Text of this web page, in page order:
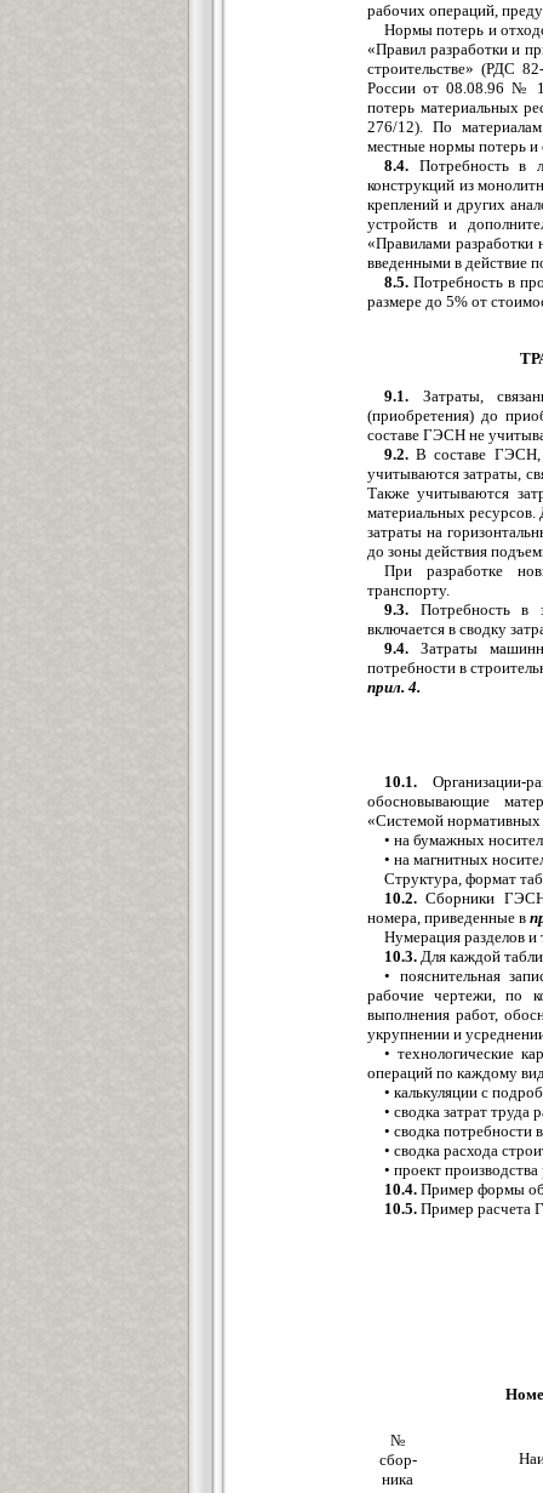
рабочих операций,
Нормы потерь и
«Правил разработки и
строительстве» (РДС
России от 08.08.96 №
потерь материальных
276/12). По
местные нормы потерь и
8.4. Потребность в
конструкций из
креплений и других
устройств и
«Правилами разработки
введенными в действие
8.5. Потребность в
размере до 5% от
9.1. Затраты,
(приобретения) до
составе ГЭСН не
9.2. В составе ГЭСН,
учитываются затраты,
Также учитываются
материальных ресурсов.
затраты на
до зоны действия
При разработке
транспорту.
9.3. Потребность в
включается в сводку
9.4. Затраты
потребности в
прил. 4.
10.1. Организации-
обосновывающие
«Системой
• на бумажных
• на магнитных
Структура, формат
10.2. Сборники
номера, приведенные в
Нумерация разделов
10.3. Для каждой
• пояснительная
рабочие чертежи, по
выполнения работ,
укрупнении и
• технологические
операций по каждому
• калькуляции с
• сводка затрат труда
• сводка потребности
• сводка расхода
• проект
10.4. Пример формы
10.5. Пример расчета
№
сбор-
ника